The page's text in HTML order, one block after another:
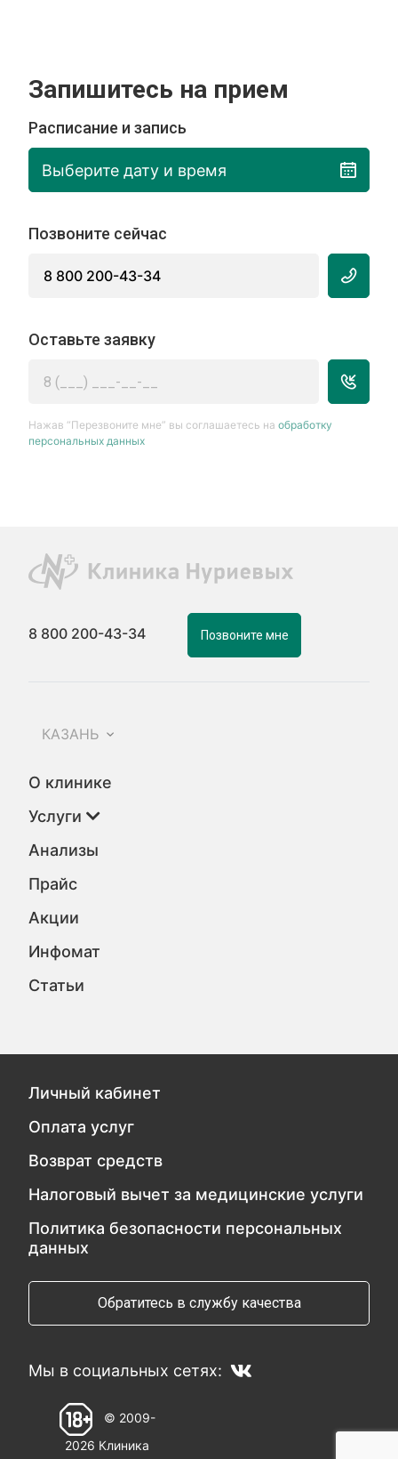
Запишитесь на прием
Расписание и запись
Выберите дату и время
Позвоните сейчас
8 800 200-43-34
Оставьте заявку
Нажав “Перезвоните мне” вы соглашаетесь наобработку
персональных данных
8 800 200-43-34 Позвоните мне
КАЗАНЬ
О клинике
Услуги
Анализы
Прайс
Акции
Инфомат
Статьи
Личный кабинет
Оплата услуг
Возврат средств
Налоговый вычет за медицинские услуги
Политика безопасности персональных
данных
Обратитесь в службу качества
Мы в социальных сетях:
© 2009-
2026 Клиника